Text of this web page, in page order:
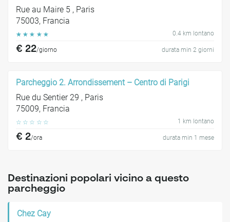
Rue au Maire 5 , Paris
75003, Francia
☆ ☆ ☆ ☆ ☆ 0.4 km lontano
€ 22/giorno durata min 2 giorni
Parcheggio 2. Arrondissement – Centro di Parigi
Rue du Sentier 29 , Paris
75009, Francia
☆ ☆ ☆ ☆ ☆ 1 km lontano
€ 2/ora durata min 1 mese
Destinazioni popolari vicino a questo
parcheggio
Chez Cay